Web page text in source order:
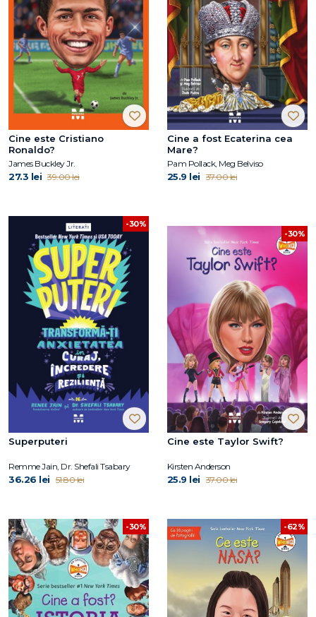
Cine este Cristiano
Ronaldo?
James Buckley Jr.
27.3 lei 39.00 lei
Cine a fost Ecaterina cea
Mare?
Pam Pollack, Meg Belviso
25.9 lei 37.00 lei
-30%
Superputeri
Remme Jain, Dr. Shefali Tsabary
36.26 lei 51.80 lei
-30%
Cine este Taylor Swift?
Kirsten Anderson
25.9 lei 37.00 lei
-30% -62%